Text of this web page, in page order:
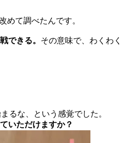
めて調べたんです。
できる。 その意味で、わくわく
るな、という感覚でした。
いただけますか？